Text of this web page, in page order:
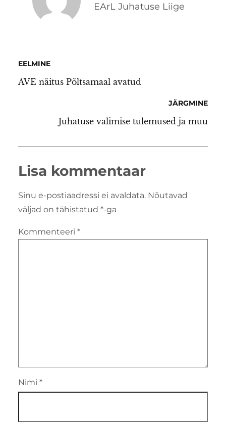
EArL Juhatuse Liige
EELMINE
AVE näitus Põltsamaal avatud
JÄRGMINE
Juhatuse valimise tulemused ja muu
Lisa kommentaar
Sinu e-postiaadressi ei avaldata. Nõutavad
väljad on tähistatud *-ga
Kommenteeri *
Nimi *